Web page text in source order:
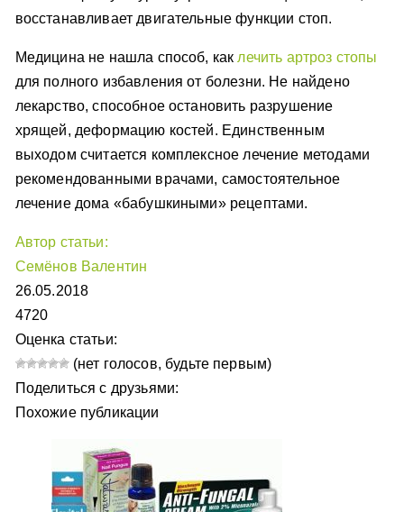
восстанавливает двигательные функции стоп.
Медицина не нашла способ, как лечить артроз стопы
для полного избавления от болезни. Не найдено
лекарство, способное остановить разрушение
хрящей, деформацию костей. Единственным
выходом считается комплексное лечение методами
рекомендованными врачами, самостоятельное
лечение дома «бабушкиными» рецептами.
Автор статьи:
Семёнов Валентин
26.05.2018
4720
Оценка статьи:
(нет голосов, будьте первым)
Поделиться с друзьями:
Похожие публикации